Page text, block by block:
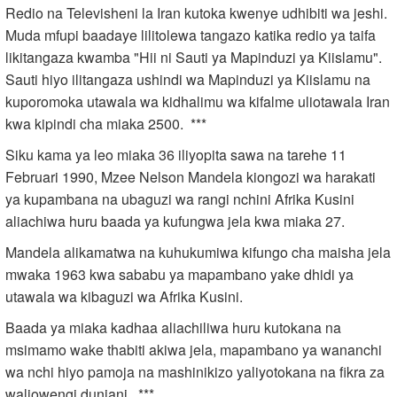
Redio na Televisheni la Iran kutoka kwenye udhibiti wa jeshi.
Muda mfupi baadaye lilitolewa tangazo katika redio ya taifa
likitangaza kwamba "Hii ni Sauti ya Mapinduzi ya Kiislamu".
Sauti hiyo ilitangaza ushindi wa Mapinduzi ya Kiislamu na
kuporomoka utawala wa kidhalimu wa kifalme uliotawala Iran
kwa kipindi cha miaka 2500. ***
Siku kama ya leo miaka 36 iliyopita sawa na tarehe 11
Februari 1990, Mzee Nelson Mandela kiongozi wa harakati
ya kupambana na ubaguzi wa rangi nchini Afrika Kusini
aliachiwa huru baada ya kufungwa jela kwa miaka 27.
Mandela alikamatwa na kuhukumiwa kifungo cha maisha jela
mwaka 1963 kwa sababu ya mapambano yake dhidi ya
utawala wa kibaguzi wa Afrika Kusini.
Baada ya miaka kadhaa aliachiliwa huru kutokana na
msimamo wake thabiti akiwa jela, mapambano ya wananchi
wa nchi hiyo pamoja na mashinikizo yaliyotokana na fikra za